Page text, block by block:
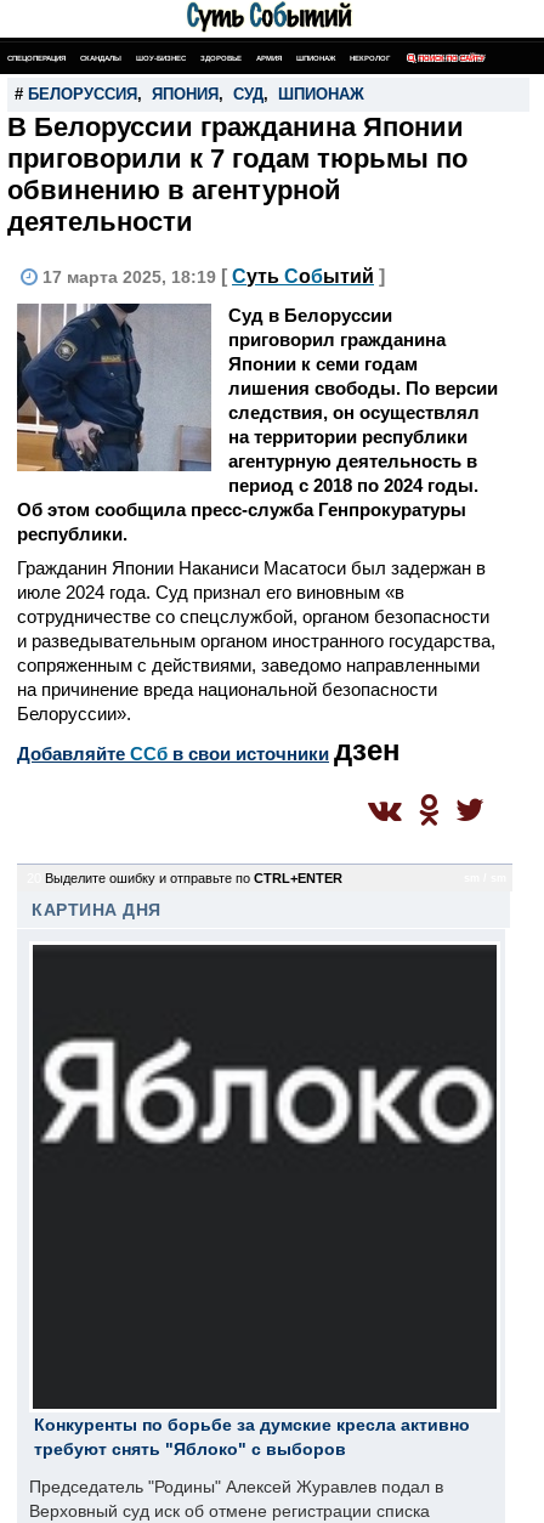
СПЕЦОПЕРАЦИЯ СКАНДАЛЫ ШОУ-БИЗНЕС ЗДОРОВЬЕ АРМИЯ ШПИОНАЖ НЕКРОЛОГ ПОИСК ПО САЙТУ
# БЕЛОРУССИЯ , ЯПОНИЯ , СУД, ШПИОНАЖ
В Белоруссии гражданина Японии
приговорили к 7 годам тюрьмы по
обвинению в агентурной
деятельности
17 марта 2025, 18:19 [ Суть Событий ]
Суд в Белоруссии
приговорил гражданина
Японии к семи годам
лишения свободы. По версии
следствия, он осуществлял
на территории республики
агентурную деятельность в
период с 2018 по 2024 годы.
Об этом сообщила пресс-служба Генпрокуратуры
республики.
Гражданин Японии Наканиси Масатоси был задержан в
июле 2024 года. Суд признал его виновным «в
сотрудничестве со спецслужбой, органом безопасности
и разведывательным органом иностранного государства,
сопряженным с действиями, заведомо направленными
на причинение вреда национальной безопасности
Белоруссии».
Добавляйте CСб в свои источники дзен
Выделите ошибку и отправьте по CTRL+ENTER
КАРТИНА ДНЯ
Конкуренты по борьбе за думские кресла активно
требуют снять "Яблоко" с выборов
Председатель "Родины" Алексей Журавлев подал в
Верховный суд иск об отмене регистрации списка